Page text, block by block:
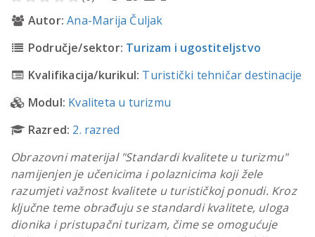
Autor: Ana-Marija Čuljak
Područje/sektor: Turizam i ugostiteljstvo
Kvalifikacija/kurikul: Turistički tehničar destinacije
Modul: Kvaliteta u turizmu
Razred: 2. razred
Obrazovni materijal "Standardi kvalitete u turizmu"
namijenjen je učenicima i polaznicima koji žele
razumjeti važnost kvalitete u turističkoj ponudi. Kroz
ključne teme obrađuju se standardi kvalitete, uloga
dionika i pristupačni turizam, čime se omogućuje